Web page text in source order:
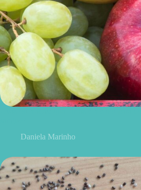
Daniela Marinho